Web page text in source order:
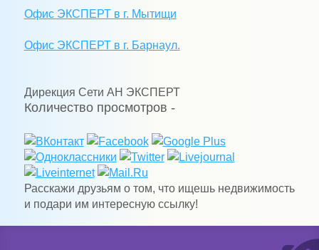
Офис ЭКСПЕРТ в г. Мытищи
Офис ЭКСПЕРТ в г. Барнаул.
Дирекция Сети АН ЭКСПЕРТ
Количество просмотров -
Расскажи друзьям о том, что ищешь недвижимость
и подари им интересную ссылку!